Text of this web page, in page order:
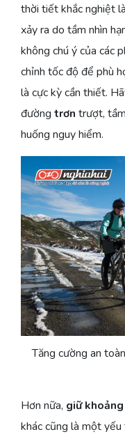
thời tiết khắc nghiệt là
xảy ra do tầm nhìn
không chú ý của các
chỉnh tốc độ để phù
là cực kỳ cần thiết.
đường trơn trượt,
huống nguy hiểm.
Tăng cường an
Hơn nữa, giữ
khác cũng là một